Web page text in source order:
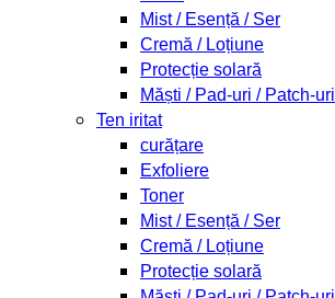
Mist / Esență / Ser
Cremă / Loțiune
Protecție solară
Măști / Pad-uri / Patch-uri
Ten iritat
curățare
Exfoliere
Toner
Mist / Esență / Ser
Cremă / Loțiune
Protecție solară